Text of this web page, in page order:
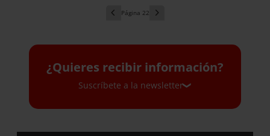
22
¿Quieres recibir información?
Suscríbete a la newsletter